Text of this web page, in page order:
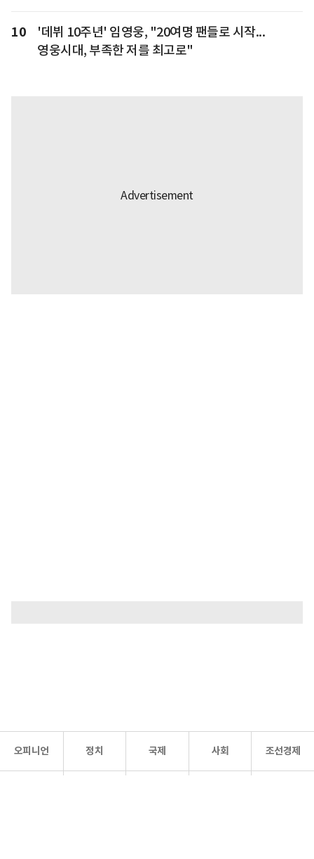
10
'데뷔 10주년' 임영웅, "20여명 팬들로 시작...
영웅시대, 부족한 저를 최고로"
오피니언 정치 국제 사회 조선경제